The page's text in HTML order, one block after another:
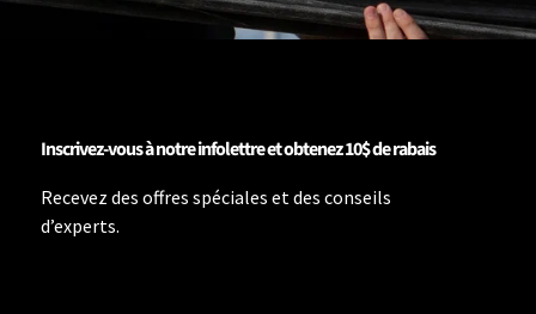
Inscrivez-vous à notre infolettre et obtenez 10$ de rabais
Recevez des offres spéciales et des conseils
d’experts.